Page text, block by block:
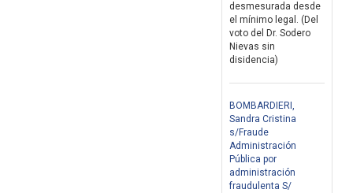
desmesurada desde
el mínimo legal. (Del
voto del Dr. Sodero
Nievas sin
disidencia)
BOMBARDIERI,
Sandra Cristina
s/Fraude
Administración
Pública por
administración
fraudulenta S/